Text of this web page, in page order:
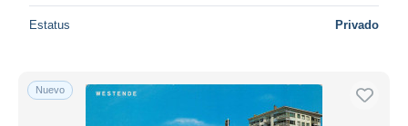
Estatus Privado
Nuevo